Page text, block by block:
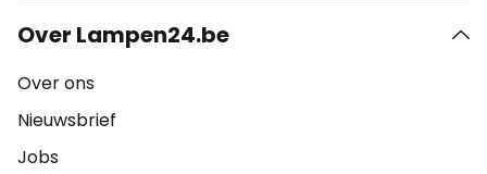
Over Lampen24.be
Over ons
Nieuwsbrief
Jobs